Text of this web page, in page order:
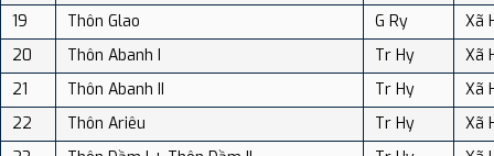
19
Thôn Glao G Ry
Xã
20
Thôn Abanh I Tr Hy
Xã
21
Thôn Abanh II Tr Hy
Xã
22
Thôn Ariêu Tr Hy
Xã